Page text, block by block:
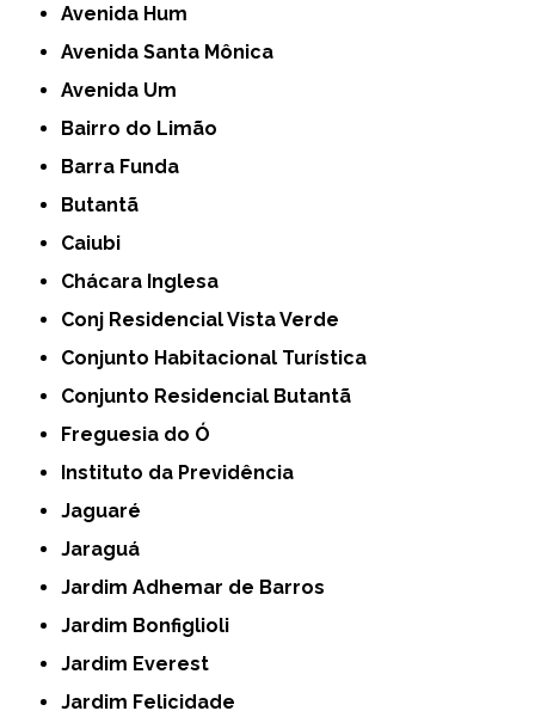
Avenida Hum
Avenida Santa Mônica
Avenida Um
Bairro do Limão
Barra Funda
Butantã
Caiubi
Chácara Inglesa
Conj Residencial Vista Verde
Conjunto Habitacional Turística
Conjunto Residencial Butantã
Freguesia do Ó
Instituto da Previdência
Jaguaré
Jaraguá
Jardim Adhemar de Barros
Jardim Bonfiglioli
Jardim Everest
Jardim Felicidade